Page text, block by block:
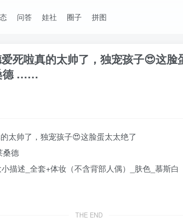
问答 娃社 圈子 拼图
死啦真的太帅了，独宠孩子😍这脸
德 ……
太帅了，独宠孩子😍这脸蛋太太绝了
桑德
描述_全套+体妆（不含背部人偶）_肤色_慕斯白
THE END